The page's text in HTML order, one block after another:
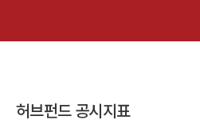
허브펀드 공시지표